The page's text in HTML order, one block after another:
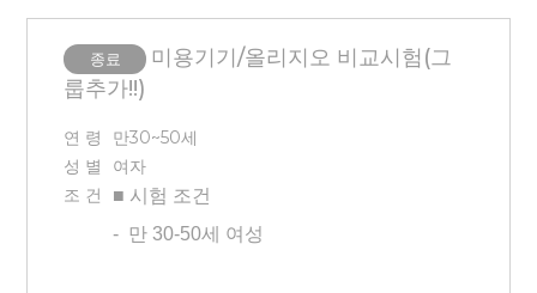
**추후 취소 불가합니다.
5) 가발 착용 시 제거 후 진행
6) 시험 기간 중 헤어스타일 변경X,
속눈썹 시술 등 변경불가
초상권 동의하시는 분(사진 보내시면
동의하는 것으로 간주)
시험과 동일한 제품으로 현재 안면부
프락셀을 진행 중인 분은 참여
- 본 시험은 피부과 연계 시험으로 시간
및 날짜 변경이 불가능합니다.
방문시간을 엄수하시고, 방문일을 확인
후 신청해 주시기 바랍니다.
종료
미용기기/올리지오 비교시험(그
룹추가!!)
연 령
만30~50세
성 별
여자
조 건
■ 시험 조건
- 만 30-50세 여성